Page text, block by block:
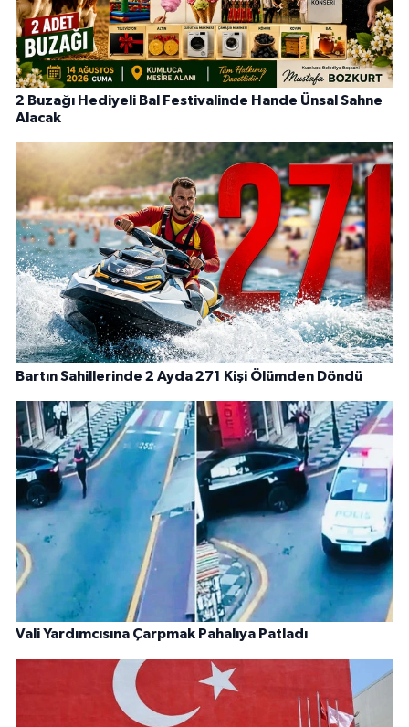
2 Buzağı Hediyeli Bal Festivalinde Hande Ünsal Sahne
Alacak
Bartın Sahillerinde 2 Ayda 271 Kişi Ölümden Döndü
Vali Yardımcısına Çarpmak Pahalıya Patladı